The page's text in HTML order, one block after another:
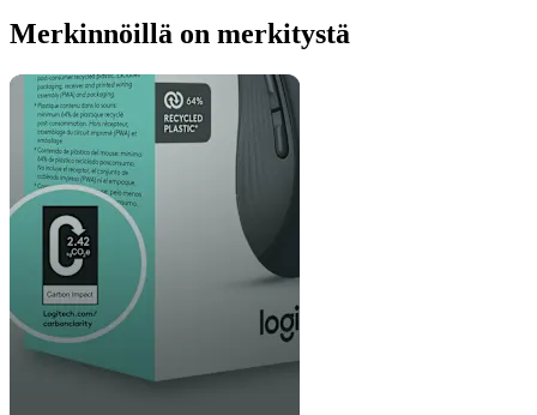
Merkinnöillä on merkitystä